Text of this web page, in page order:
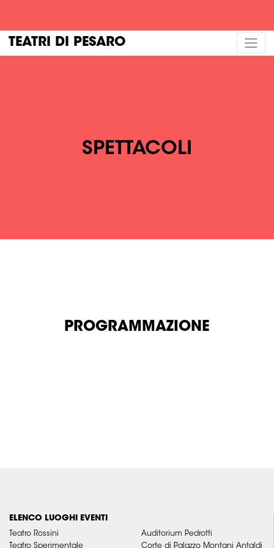
TEATRI DI PESARO
SPETTACOLI
PROGRAMMAZIONE
ELENCO LUOGHI EVENTI
Teatro Rossini
Teatro Sperimentale
Auditorium Pedrotti
Corte di Palazzo Montani Antaldi